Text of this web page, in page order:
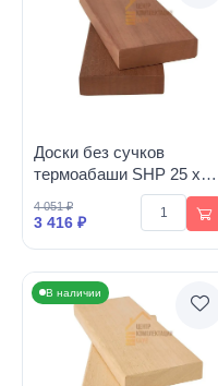
Доски без сучков
термоабаши SHP 25 х
4 051 ₽
3 416 ₽
В наличии